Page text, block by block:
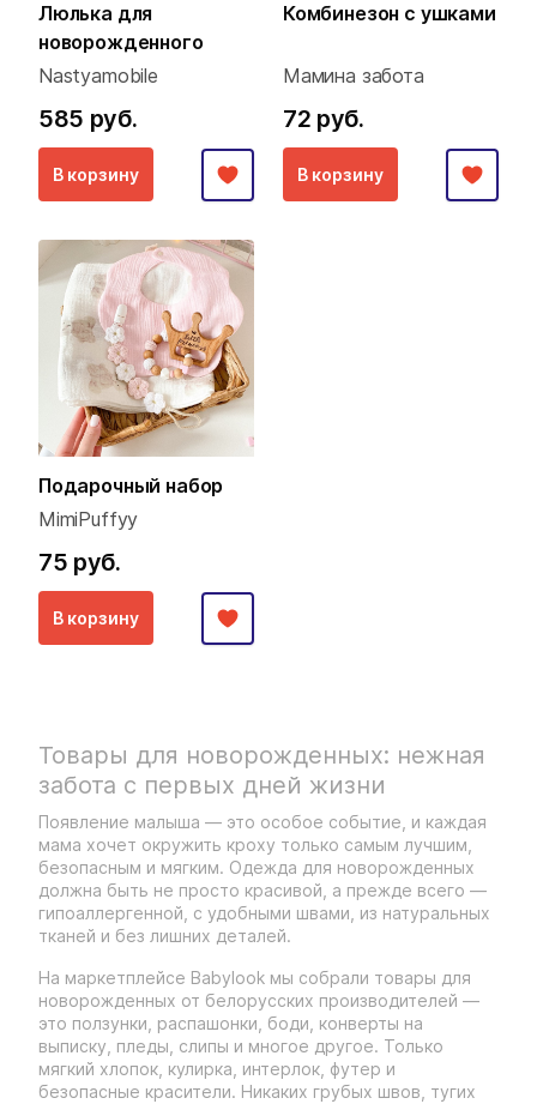
Люлька для
новорожденного
Nastyamobile
585 руб.
В корзину
Комбинезон с ушками
Мамина забота
72 руб.
В корзину
Подарочный набор
MimiPuffyy
75 руб.
В корзину
Товары для новорожденных: нежная
забота с первых дней жизни
Появление малыша — это особое событие, и каждая
мама хочет окружить кроху только самым лучшим,
безопасным и мягким. Одежда для новорожденных
должна быть не просто красивой, а прежде всего —
гипоаллергенной, с удобными швами, из натуральных
тканей и без лишних деталей.
На маркетплейсе Babylook мы собрали товары для
новорожденных от белорусских производителей —
это ползунки, распашонки, боди, конверты на
выписку, пледы, слипы и многое другое. Только
мягкий хлопок, кулирка, интерлок, футер и
безопасные красители. Никаких грубых швов, тугих